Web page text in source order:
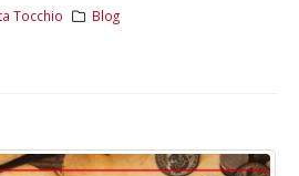
Tocchio Blog